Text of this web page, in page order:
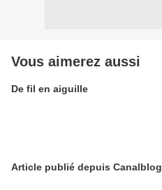
Vous aimerez aussi
De fil en aiguille
Article publié depuis Canalblog